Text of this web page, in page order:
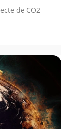
de CO2